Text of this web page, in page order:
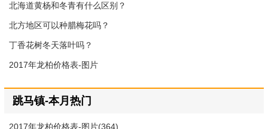
北海道黄杨和冬青有什么区别？
北方地区可以种腊梅花吗？
丁香花树冬天落叶吗？
2017年龙柏价格表-图片
跳马镇-本月热门
2017年龙柏价格表-图片(364)